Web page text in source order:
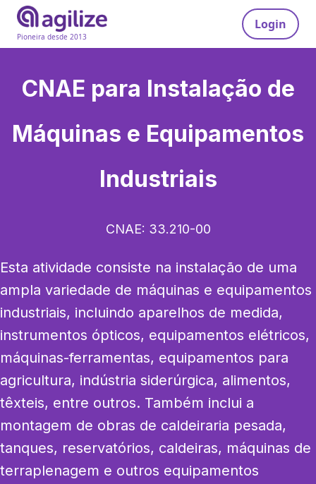
Pioneira desde 2013
Login
CNAE para Instalação de
Máquinas e Equipamentos
Industriais
CNAE: 33.210-00
Esta atividade consiste na instalação de uma
ampla variedade de máquinas e equipamentos
industriais, incluindo aparelhos de medida,
instrumentos ópticos, equipamentos elétricos,
máquinas-ferramentas, equipamentos para
agricultura, indústria siderúrgica, alimentos,
têxteis, entre outros. Também inclui a
montagem de obras de caldeiraria pesada,
tanques, reservatórios, caldeiras, máquinas de
terraplenagem e outros equipamentos